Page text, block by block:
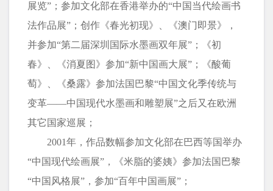
展览”；参加文化部在香港举办的“中国当代绘画书
法作品展”；创作《春光初现》、《澳门即景》，
并参加“第二届深圳国际水墨画双年展”；《初
春》、《消夏图》参加“新中国画大展”；《酸葡
萄》、《桑露》参加法国巴黎“中国文化季传统与
变革——中国现代水墨画和雕塑展”之后又在欧洲
其它国家巡展；
2001年，作品数幅参加文化部在巴西等国举办
“中国现代绘画展”，《米脂的婆姨》参加法国巴黎
“中国风格展”，参加“百年中国画展”；